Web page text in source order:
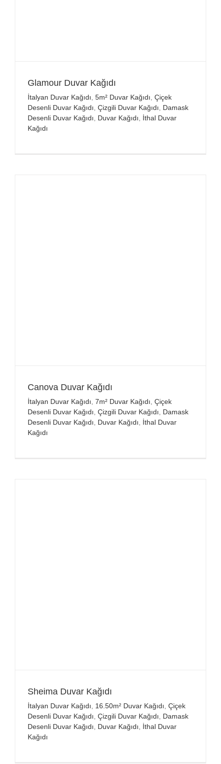
Glamour Duvar Kağıdı
İtalyan Duvar Kağıdı 5m² Duvar Kağıdı Çiçek
Desenli Duvar Kağıdı Çizgili Duvar Kağıdı
Damask
Desenli Duvar Kağıdı
Duvar Kağıdı
İthal Duvar
Kağıdı
Canova Duvar Kağıdı
İtalyan Duvar Kağıdı 7m² Duvar Kağıdı Çiçek
Desenli Duvar Kağıdı Çizgili Duvar Kağıdı
Damask
Desenli Duvar Kağıdı
Duvar Kağıdı
İthal Duvar
Kağıdı
Sheima Duvar Kağıdı
İtalyan Duvar Kağıdı 16.50m² Duvar Kağıdı Çiçek
Desenli Duvar Kağıdı Çizgili Duvar Kağıdı
Damask
Desenli Duvar Kağıdı
Duvar Kağıdı
İthal Duvar
Kağıdı